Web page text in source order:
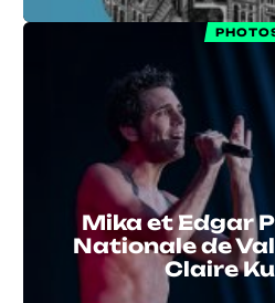
Mika et Edgar
Nationale de
Claire